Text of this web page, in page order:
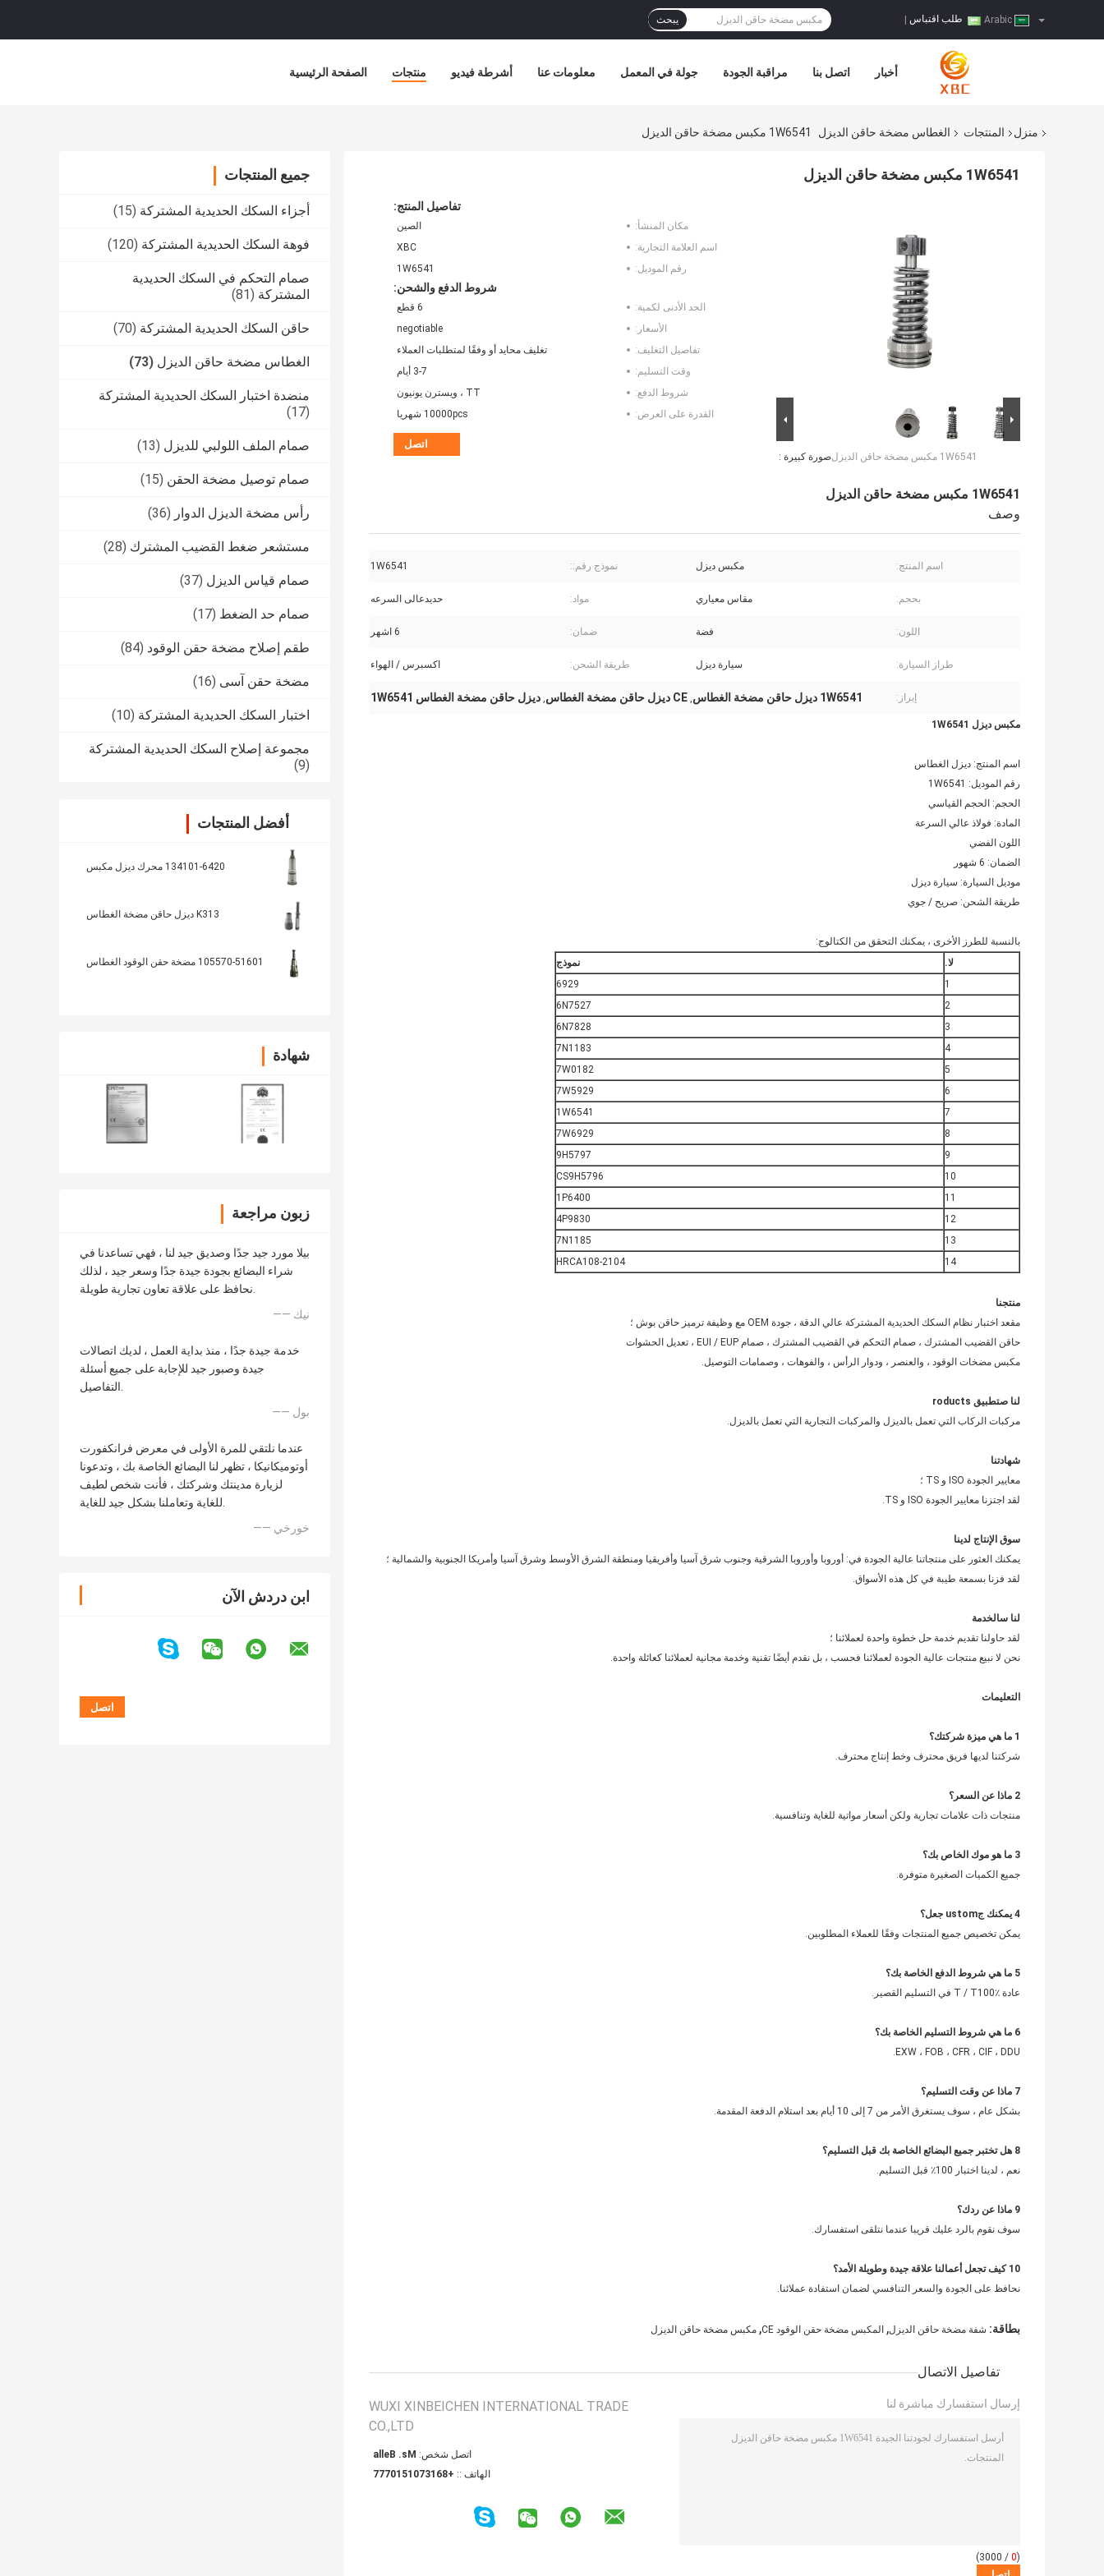
طلب اقتباس يبحث
الصفحة الرئيسية منتجات أشرطة فيديو معلومات عنا جولة في المعمل مراقبة الجودة اتصل بنا أخبار
منزل المنتجات الغطاس مضخة حاقن الديزل 1W6541 مكبس مضخة حاقن الديزل
جميع المنتجات
أجزاء السكك الحديدية المشتركة (15)
فوهة السكك الحديدية المشتركة (120)
صمام التحكم في السكك الحديدية
المشتركة (81)
حاقن السكك الحديدية المشتركة (70)
الغطاس مضخة حاقن الديزل (73)
منضدة اختبار السكك الحديدية المشتركة
(17)
صمام الملف اللولبي للديزل (13)
صمام توصيل مضخة الحقن (15)
رأس مضخة الديزل الدوار (36)
مستشعر ضغط القضيب المشترك (28)
صمام قياس الديزل (37)
صمام حد الضغط (17)
طقم إصلاح مضخة حقن الوقود (84)
مضخة حقن آسى (16)
اختبار السكك الحديدية المشتركة (10)
مجموعة إصلاح السكك الحديدية المشتركة
(9)
أفضل المنتجات
134101-6420 محرك ديزل مكبس
K313 ديزل حاقن مضخة الغطاس
105570-51601 مضخة حقن الوقود الغطاس
شهادة
زبون مراجعة
بيلا مورد جيد جدًا وصديق جيد لنا ، فهي تساعدنا في
شراء البضائع بجودة جيدة جدًا وسعر جيد ، لذلك
نحافظ على علاقة تعاون تجارية طويلة.
—— نيك
خدمة جيدة جدًا ، منذ بداية العمل ، لديك اتصالات
جيدة وصبور جيد للإجابة على جميع أسئلة
التفاصيل.
—— بول
عندما نلتقي للمرة الأولى في معرض فرانكفورت
أوتوميكانيكا ، تظهر لنا البضائع الخاصة بك ، وتدعونا
لزيارة مدينتك وشركتك ، فأنت شخص لطيف
للغاية وتعاملنا بشكل جيد للغاية.
—— خورخي
ابن دردش الآن
1W6541 مكبس مضخة حاقن الديزل
صورة كبيرة : 1W6541 مكبس مضخة حاقن الديزل
تفاصيل المنتج:
مكان المنشأ:
الصين
اسم العلامة التجارية:
XBC
رقم الموديل:
1W6541
شروط الدفع والشحن:
الحد الأدنى لكمية:
6 قطع
الأسعار:
negotiable
تفاصيل التغليف:
تغليف محايد أو وفقًا لمتطلبات العملاء
وقت التسليم:
3-7 أيام
شروط الدفع:
TT ، ويسترن يونيون
القدرة على العرض:
10000pcs شهريا
اتصل
1W6541 مكبس مضخة حاقن الديزل
وصف
اسم المنتج: مكبس ديزل نموذج رقم:: 1W6541
بحجم: مقاس معياري مواد: حديدعالى السرعه
اللون: فضة ضمان: 6 اشهر
طراز السيارة: سيارة ديزل طريقة الشحن: اكسبرس / الهواء
إبراز: 1W6541 ديزل حاقن مضخة الغطاس , CE ديزل حاقن مضخة الغطاس , ديزل حاقن مضخة الغطاس 1W6541
مكبس ديزل 1W6541
اسم المنتج: ديزل الغطاس
رقم الموديل: 1W6541
الحجم: الحجم القياسي
المادة: فولاذ عالي السرعة
اللون الفضي
الضمان: 6 شهور
موديل السيارة: سيارة ديزل
طريقة الشحن: صريح / جوي
بالنسبة للطرز الأخرى ، يمكنك التحقق من الكتالوج:
لا.
نموذج
1
6929
2
6N7527
3
6N7828
4
7N1183
5
7W0182
6
7W5929
7
1W6541
8
7W6929
9
9H5797
10
CS9H5796
11
1P6400
12
4P9830
13
7N1185
14
HRCA108-2104
منتجنا
مقعد اختبار نظام السكك الحديدية المشتركة عالي الدقة ، جودة OEM مع وظيفة ترميز حاقن بوش ؛
حاقن القضيب المشترك ، صمام التحكم في القضيب المشترك ، صمام EUI / EUP ، تعديل الحشوات
مكبس مضخات الوقود ، والعنصر ، ودوار الرأس ، والفوهات ، وصمامات التوصيل.
لنا صتطبيق roducts
مركبات الركاب التي تعمل بالديزل والمركبات التجارية التي تعمل بالديزل.
شهادتنا
معايير الجودة ISO و TS ؛
لقد اجتزنا معايير الجودة ISO و TS.
سوق الإنتاج لدينا
يمكنك العثور على منتجاتنا عالية الجودة في: أوروبا وأوروبا الشرقية وجنوب شرق آسيا وأفريقيا ومنطقة الشرق الأوسط وشرق آسيا وأمريكا الجنوبية والشمالية ؛
لقد فزنا بسمعة طيبة في كل هذه الأسواق.
لنا سالخدمة
لقد حاولنا تقديم خدمة حل خطوة واحدة لعملائنا ؛
نحن لا نبيع منتجات عالية الجودة لعملائنا فحسب ، بل نقدم أيضًا تقنية وخدمة مجانية لعملائنا كعائلة واحدة.
التعليمات
1 ما هي ميزة شركتك؟
شركتنا لديها فريق محترف وخط إنتاج محترف.
2 ماذا عن السعر؟
منتجات ذات علامات تجارية ولكن أسعار مواتية للغاية وتنافسية.
3 ما هو موك الخاص بك؟
جميع الكميات الصغيرة متوفرة.
4 يمكنك جustom جعل؟
يمكن تخصيص جميع المنتجات وفقًا للعملاء المطلوبين.
5 ما هي شروط الدفع الخاصة بك؟
عادة T / T100٪ في التسليم القصير.
6 ما هي شروط التسليم الخاصة بك؟
EXW ، FOB ، CFR ، CIF ، DDU.
7 ماذا عن وقت التسليم؟
بشكل عام ، سوف يستغرق الأمر من 7 إلى 10 أيام بعد استلام الدفعة المقدمة.
8 هل تختبر جميع البضائع الخاصة بك قبل التسليم؟
نعم ، لدينا اختبار 100٪ قبل التسليم.
9 ماذا عن ردك؟
سوف نقوم بالرد عليك قريبا عندما نتلقى استفسارك.
10 كيف تجعل أعمالنا علاقة جيدة وطويلة الأمد؟
نحافظ على الجودة والسعر التنافسي لضمان استفادة عملائنا.
بطاقة: شفة مضخة حاقن الديزل, المكبس مضخة حقن الوقود CE , مكبس مضخة حاقن الديزل
تفاصيل الاتصال
WUXI XINBEICHEN INTERNATIONAL TRADE
CO.,LTD
اتصل شخص: Ms. Bella
الهاتف :: +8613701510777
إرسال استفسارك مباشرة لنا
(
0
/ 3000)